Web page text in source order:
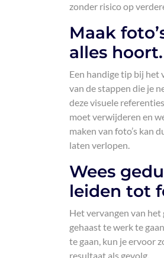
zonder risico op
Maak
alles hoort.
Een handige tip bij het
van de stappen die je
deze visuele
moet verwijderen en
maken van foto’s kan
laten verlopen.
Wees
leiden tot
Het vervangen van
gehaast te werk te
te gaan, kun je ervoor
resultaat als gevolg.